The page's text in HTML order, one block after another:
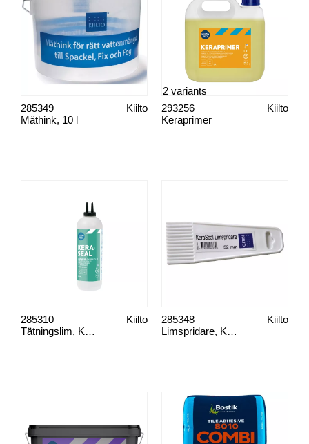
Mäthink, 10 l
Kiilto
285349
Keraprimer
Kiilto
293256
2 variants
Tätningslim, Kera Seal
Kiilto
285310
Limspridare, Keraseal 52 mm
Kiilto
285348